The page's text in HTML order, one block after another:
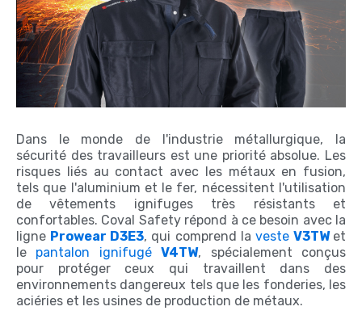
Dans le monde de l'industrie métallurgique, la
sécurité des travailleurs est une priorité absolue. Les
risques liés au contact avec les métaux en fusion,
tels que l'aluminium et le fer, nécessitent l'utilisation
de vêtements ignifuges très résistants et
confortables. Coval Safety répond à ce besoin avec la
ligne Prowear D3E3, qui comprend la veste V3TW et
le pantalon ignifugéV4TW, spécialement conçus
pour protéger ceux qui travaillent dans des
environnements dangereux tels que les fonderies, les
aciéries et les usines de production de métaux.